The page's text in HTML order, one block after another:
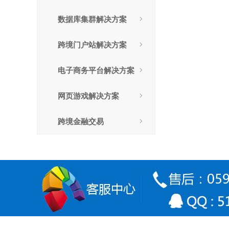
数据库集群解决方案
跨境门户站解决方案
电子商务平台解决方案
网页游戏解决方案
跨境金融交易